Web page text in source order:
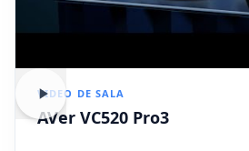
VIDEO DE SALA
AVer VC520 Pro3